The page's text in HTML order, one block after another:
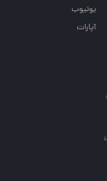
یوتیوب
آپارات